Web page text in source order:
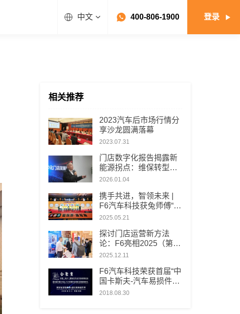
中文 400-806-1900 登录
相关推荐
2023汽车后市场行情分
享沙龙圆满落幕
2023.07.31
门店数字化报告揭露新
能源拐点：维保转型已
成“生存必答题”
2026.01.04
携手共进，智领未来 |
F6汽车科技获兔师傅“十
年最佳合作伙伴”奖
2025.05.21
探讨门店运营新方法
论：F6亮相2025（第十
届）汽车服务连锁发展
2025.12.11
F6汽车科技荣获首届“中
国卡斯夫-汽车易损件经
销商百强”软件服务卓越
2018.08.30